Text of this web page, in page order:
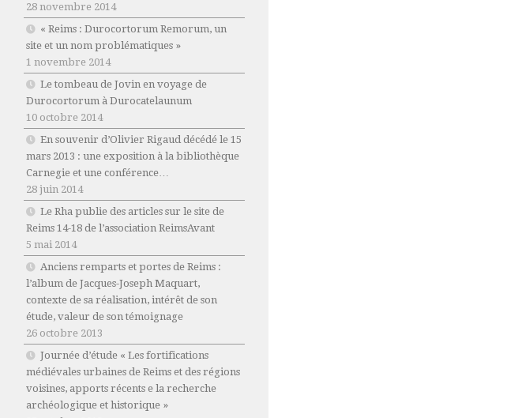
28 novembre 2014
« Reims : Durocortorum Remorum, un
site et un nom problématiques »
1 novembre 2014
Le tombeau de Jovin en voyage de
Durocortorum à Durocatelaunum
10 octobre 2014
En souvenir d’Olivier Rigaud décédé le 15
mars 2013 : une exposition à la bibliothèque
Carnegie et une conférence…
28 juin 2014
Le Rha publie des articles sur le site de
Reims 14-18 de l’association ReimsAvant
5 mai 2014
Anciens remparts et portes de Reims :
l’album de Jacques-Joseph Maquart,
contexte de sa réalisation, intérêt de son
étude, valeur de son témoignage
26 octobre 2013
Journée d’étude « Les fortifications
médiévales urbaines de Reims et des régions
voisines, apports récents e la recherche
archéologique et historique »